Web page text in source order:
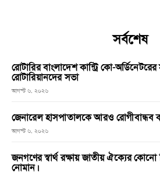
সর্বশেষ
রোটারির বাংলাদেশ কান্ট্রি কো-
রোটারিয়ানদের সভা
আগস্ট ৬, ২০২৬
জেনারেল হাসপাতালকে আরও রোগীবান্ধব
আগস্ট ৬, ২০২৬
জনগণের স্বার্থ রক্ষায় জাতীয় ঐক্যের
নোমান।